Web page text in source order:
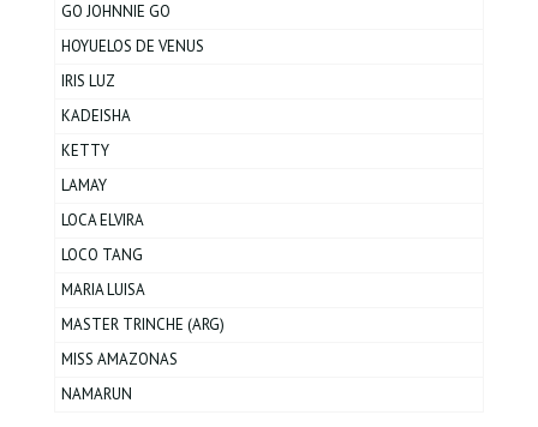
GO JOHNNIE GO
HOYUELOS DE VENUS
IRIS LUZ
KADEISHA
KETTY
LAMAY
LOCA ELVIRA
LOCO TANG
MARIA LUISA
MASTER TRINCHE (ARG)
MISS AMAZONAS
NAMARUN